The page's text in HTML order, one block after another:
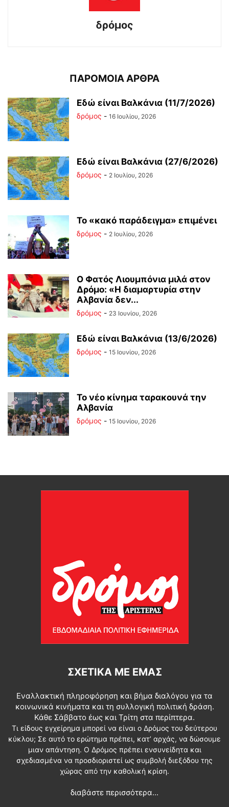
δρόμος
ΠΑΡΟΜΟΙΑ ΑΡΘΡΑ
Εδώ είναι Βαλκάνια (11/7/2026)
δρόμος - 16 Ιουλίου, 2026
Εδώ είναι Βαλκάνια (27/6/2026)
δρόμος - 2 Ιουλίου, 2026
Το «κακό παράδειγμα» επιμένει
δρόμος - 2 Ιουλίου, 2026
Ο Φατός Λιουμπόνια μιλά στον
Δρόμο: «Η διαμαρτυρία στην
Αλβανία δεν...
δρόμος - 23 Ιουνίου, 2026
Εδώ είναι Βαλκάνια (13/6/2026)
δρόμος - 15 Ιουνίου, 2026
Το νέο κίνημα ταρακουνά την
Αλβανία
δρόμος - 15 Ιουνίου, 2026
ΣΧΕΤΙΚΆ ΜΕ ΕΜΆΣ
Εναλλακτική πληροφόρηση και βήμα διαλόγου για τα
κοινωνικά κινήματα και τη συλλογική πολιτική δράση.
Κάθε Σάββατο έως και Τρίτη στα περίπτερα.
Τι είδους εγχείρημα μπορεί να είναι ο Δρόμος του δεύτερου
κύκλου; Σε αυτό το ερώτημα πρέπει, κατ’ αρχάς, να δώσουμε
μιαν απάντηση. Ο Δρόμος πρέπει ενσυνείδητα και
σχεδιασμένα να προσδιοριστεί ως συμβολή διεξόδου της
χώρας από την καθολική κρίση.
διαβάστε περισσότερα...